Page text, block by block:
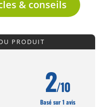
& conseils
PRODUIT
2/10
Basé sur 1 avis